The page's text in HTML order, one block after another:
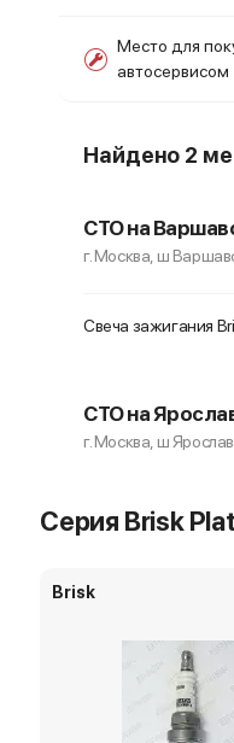
Место для
автосервисом
Найдено 2
СТО на
г. Москва, ш
Свеча зажигания
СТО на
г. Москва, ш
Свеча зажигания
Серия Brisk
Brisk